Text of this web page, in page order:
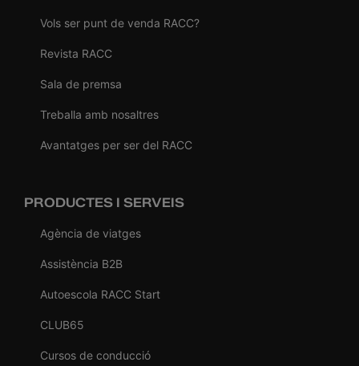
Vols ser punt de venda RACC?
Revista RACC
Sala de premsa
Treballa amb nosaltres
Avantatges per ser del RACC
PRODUCTES I SERVEIS
Agència de viatges
Assistència B2B
Autoescola RACC Start
CLUB65
Cursos de conducció